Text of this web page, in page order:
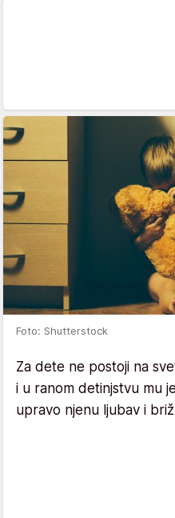
Foto: Shutterstock
Za dete ne postoji na
i u ranom detinjstvu mu
upravo njenu ljubav i